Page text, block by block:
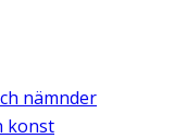
nämnder
konst